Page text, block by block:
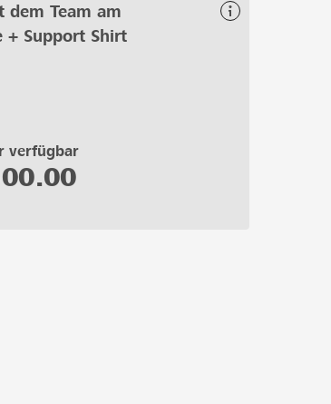
dem Team am
+ Support Shirt
verfügbar